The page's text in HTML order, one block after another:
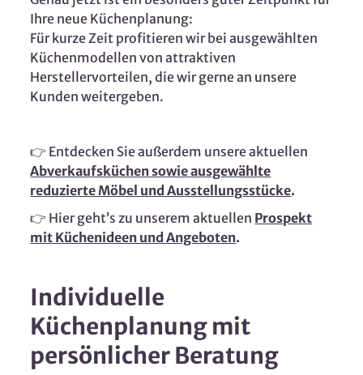
Ihre neue Küchenplanung:
Für kurze Zeit profitieren wir bei ausgewählten
Küchenmodellen von attraktiven
Herstellervorteilen, die wir gerne an unsere
Kunden weitergeben.
👉 Entdecken Sie außerdem unsere aktuellen
Abverkaufsküchen sowie ausgewählte
reduzierte Möbel und Ausstellungsstücke.
👉 Hier geht’s zu unserem aktuellen Prospekt
mit Küchenideen und Angeboten.
Individuelle
Küchenplanung mit
persönlicher Beratung